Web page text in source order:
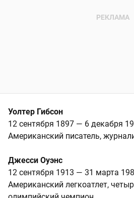
Уолтер Гибсон
12 сентября 1897 — 6 декабря
Американский писатель,
Джесси Оуэнс
12 сентября 1913 — 31 марта
Американский легкоатлет,